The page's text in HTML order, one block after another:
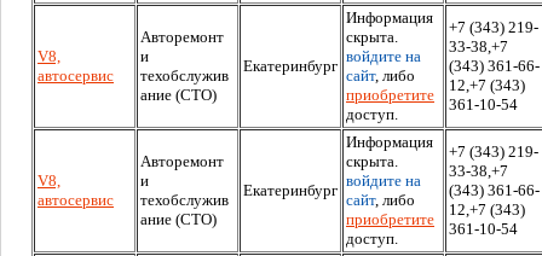
V8,
автосервис
Авторемонт
и
техобслужив
ание (СТО)
Екатеринбург
Информация
скрыта.
войдите на
сайт, либо
приобретите
доступ.
+7 (343) 219-
33-38,+7
(343) 361-66-
12,+7 (343)
361-10-54
V8,
автосервис
Авторемонт
и
техобслужив
ание (СТО)
Екатеринбург
Информация
скрыта.
войдите на
сайт, либо
приобретите
доступ.
+7 (343) 219-
33-38,+7
(343) 361-66-
12,+7 (343)
361-10-54